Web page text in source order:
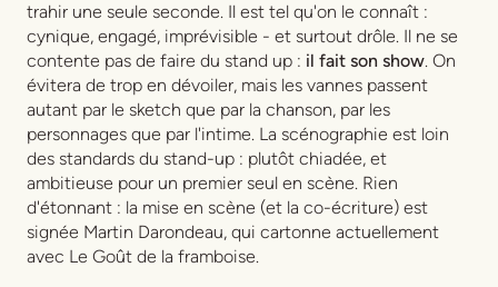
trahir une seule seconde. Il est tel qu'on le connaît :
cynique, engagé, imprévisible - et surtout drôle. Il ne se
contente pas de faire du stand up : il fait son show. On
évitera de trop en dévoiler, mais les vannes passent
autant par le sketch que par la chanson, par les
personnages que par l'intime. La scénographie est loin
des standards du stand-up : plutôt chiadée, et
ambitieuse pour un premier seul en scène. Rien
d'étonnant : la mise en scène (et la co-écriture) est
signée Martin Darondeau, qui cartonne actuellement
avec Le Goût de la framboise.